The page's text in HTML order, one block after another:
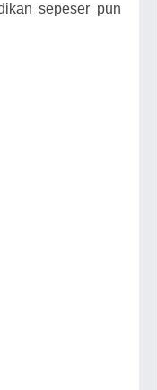
sepeser pun